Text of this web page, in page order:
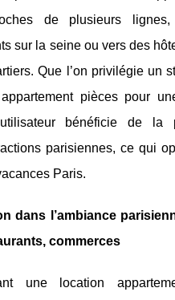
de plusieurs
sur la seine ou vers des
Que l’on privilégie un
pièces pour
bénéficie de la
parisiennes, ce qui
Paris.
dans l’ambiance
commerces
une location